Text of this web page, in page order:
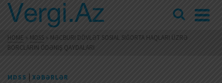
HOME » MDSS » MƏCBURI DÖVLƏT SOSIAL SIĞORTA HAQLARI ÜZRƏ
BORCLARIN ÖDƏNIŞ QAYDALARI
MDSS | XƏBƏRLƏR